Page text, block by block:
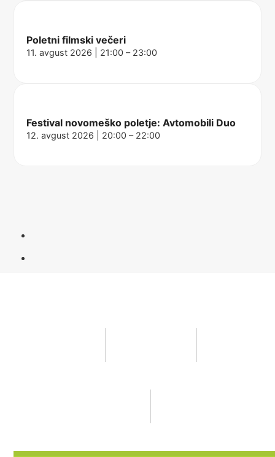
Poletni filmski večeri
11. avgust 2026 | 21:00 – 23:00
Festival novomeško poletje: Avtomobili Duo
12. avgust 2026 | 20:00 – 22:00